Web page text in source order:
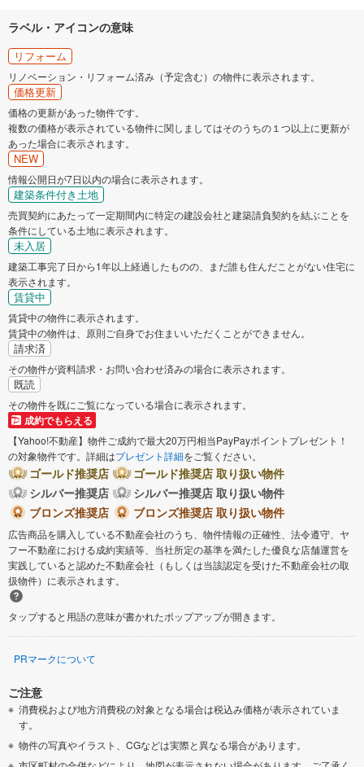
ラベル・アイコンの意味
リフォーム
リノベーション・リフォーム済み（予定含む）の物件に表示されます。
価格更新
価格の更新があった物件です。
複数の価格が表示されている物件に関しましてはそのうちの１つ以上に更新が
あった場合に表示されます。
NEW
情報公開日が7日以内の場合に表示されます。
建築条件付き土地
売買契約にあたって一定期間内に特定の建設会社と建築請負契約を結ぶことを
条件にしている土地に表示されます。
未入居
建築工事完了日から1年以上経過したものの、まだ誰も住んだことがない住宅に
表示されます。
賃貸中
賃貸中の物件に表示されます。
賃貸中の物件は、原則ご自身でお住まいいただくことができません。
請求済
その物件が資料請求・お問い合わせ済みの場合に表示されます。
既読
その物件を既にご覧になっている場合に表示されます。
成約でもらえる
【Yahoo!不動産】物件ご成約で最大20万円相当PayPayポイントプレゼント！
の対象物件です。詳細はプレゼント詳細をご覧ください。
ゴールド推奨店
ゴールド推奨店 取り扱い物件
シルバー推奨店
シルバー推奨店 取り扱い物件
ブロンズ推奨店
ブロンズ推奨店 取り扱い物件
広告商品を購入している不動産会社のうち、物件情報の正確性、法令遵守、ヤ
フー不動産における成約実績等、当社所定の基準を満たした優良な店舗運営を
実践していると認めた不動産会社（もしくは当該認定を受けた不動産会社の取
扱物件）に表示されます。
タップすると用語の意味が書かれたポップアップが開きます。
PRマークについて
ご注意
消費税および地方消費税の対象となる場合は税込み価格が表示されていま
す。
物件の写真やイラスト、CGなどは実際と異なる場合があります。